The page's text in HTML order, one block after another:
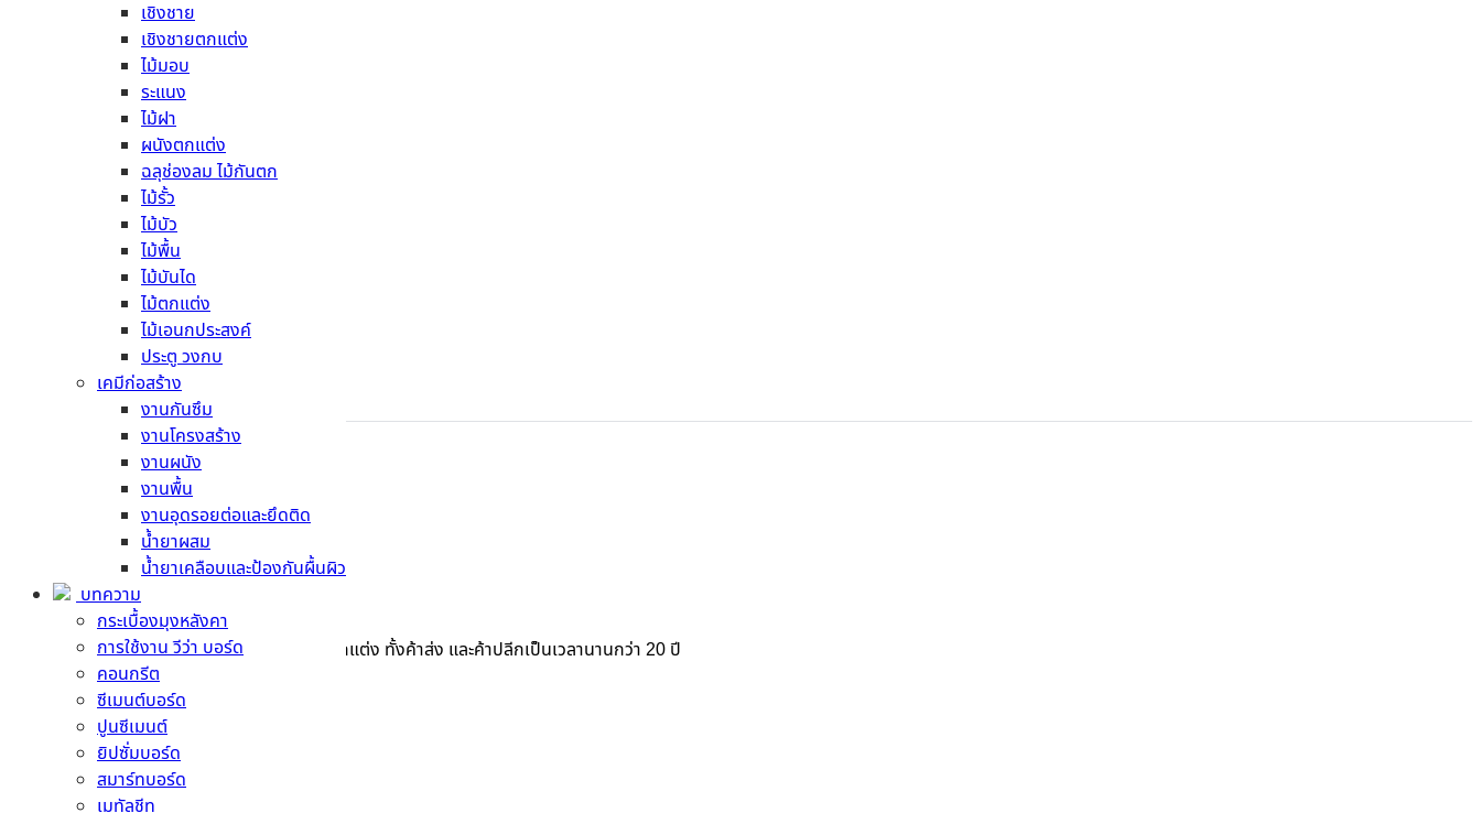
เชิงชาย
เชิงชายตกแต่ง
ไม้มอบ
ระแนง
ไม้ฝา
ผนังตกแต่ง
ฉลุช่องลม ไม้กันตก
ไม้รั้ว
ไม้บัว
ไม้พื้น
ไม้บันได
ไม้ตกแต่ง
ไม้เอนกประสงค์
ประตู วงกบ
เคมีก่อสร้าง
งานกันซึม
งานโครงสร้าง
งานผนัง
งานพื้น
งานอุดรอยต่อและยึดติด
น้ำยาผสม
น้ำยาเคลือบและป้องกันผื้นผิว
บทความ
กระเบื้องมุงหลังคา
การใช้งาน วีว่า บอร์ด
คอนกรีต
ซีเมนต์บอร์ด
ปูนซีเมนต์
ยิปซั่มบอร์ด
สมาร์ทบอร์ด
เมทัลชีท
เรามีคอนกรีตให้เลือกซื้อหลากหลายชนิด หลากหลายประเภท หลากหลายการใช้งาน ท่านสามารถเลือกซื้อ หรือเช็คราคาคอนกรีตกับเราได้ และเรายังมีคอนกรีตจากหลากหลาย บริษัทชั้นนำใน
ซื้อสินค้าวัสดุก่อสร้างออนไลน์ →
ติดต่อเรา →
บริษัท เมืองไทย ซีเมนต์ จำกัด
เราเป็นธุรกิจจำหน่ายสินค้าวัสดุก่อสร้าง วัสดุตกแต่ง ทั้งค้าส่ง และค้าปลีกเป็นเวลานานกว่า 20 ปี
สินค้า
ปูนซีเมนต์ ปูนกาว คอนกรีต
หลังคา
อิฐมวลเบา